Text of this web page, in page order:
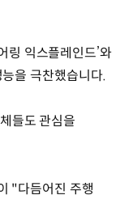
링 익스플레인드’와
을 극찬했습니다.
들도 관심을
"다듬어진 주행